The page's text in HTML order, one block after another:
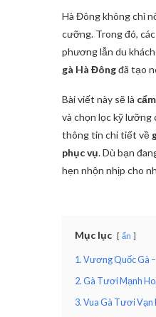
Hà Đông không chỉ
cưỡng. Trong đó,
phương lẫn du
gà Hà Đôngđã tạo
Bài viết này sẽ là
và chọn lọc kỹ lưỡng
thông tin chi tiết về
phục vụ. Dù bạn
hẹn nhộn nhịp cho
Mục lục ẩn
1. Vương Quốc Gà
2. Gà Tươi Mạnh
3. Vua Gà Tươi Vạn